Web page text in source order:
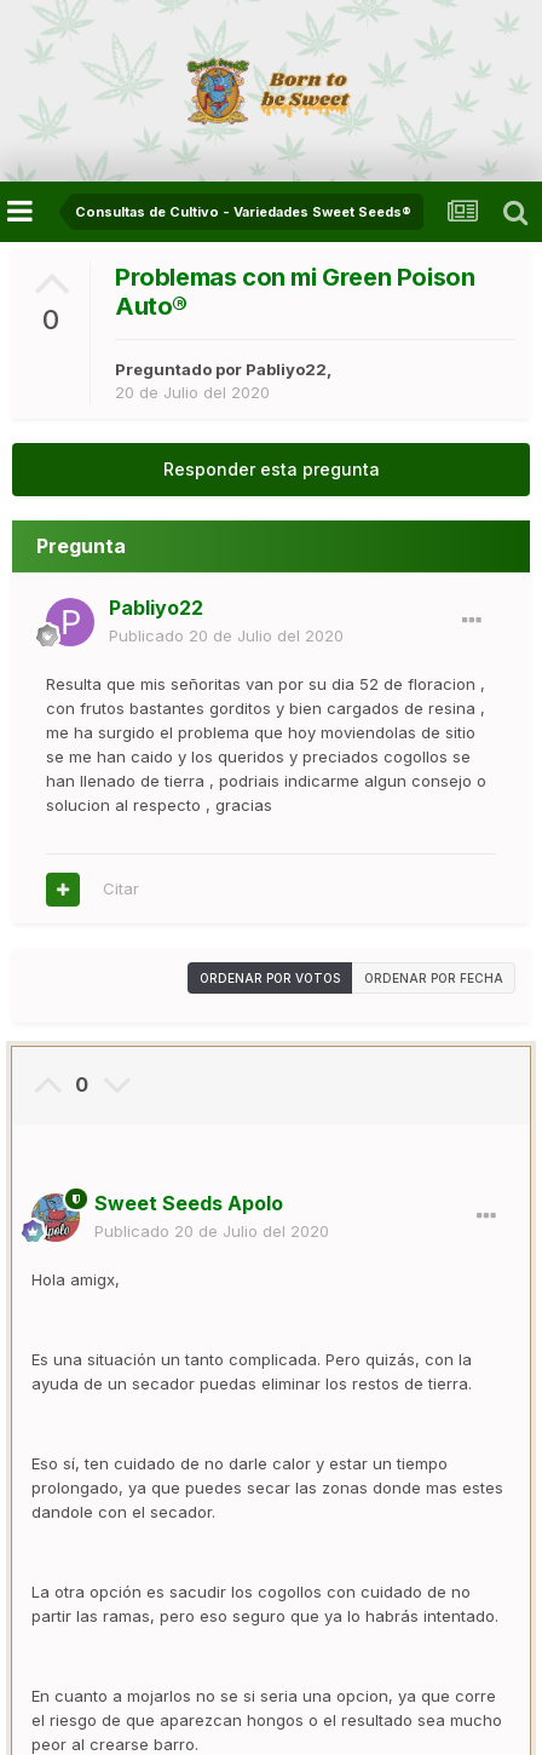
Consultas de Cultivo - Variedades Sweet Seeds®
0
Problemas con mi Green Poison
Auto®
Preguntado por Pabliyo22,
20 de Julio del 2020
Responder esta pregunta
Pregunta
Pabliyo22
Publicado 20 de Julio del 2020
Resulta que mis señoritas van por su dia 52 de floracion ,
con frutos bastantes gorditos y bien cargados de resina ,
me ha surgido el problema que hoy moviendolas de sitio
se me han caido y los queridos y preciados cogollos se
han llenado de tierra , podriais indicarme algun consejo o
solucion al respecto , gracias
Citar
ORDENAR POR VOTOS ORDENAR POR FECHA
0
Sweet Seeds Apolo
Publicado 20 de Julio del 2020
Hola amigx,
Es una situación un tanto complicada. Pero quizás, con la
ayuda de un secador puedas eliminar los restos de tierra.
Eso sí, ten cuidado de no darle calor y estar un tiempo
prolongado, ya que puedes secar las zonas donde mas estes
dandole con el secador.
La otra opción es sacudir los cogollos con cuidado de no
partir las ramas, pero eso seguro que ya lo habrás intentado.
En cuanto a mojarlos no se si seria una opcion, ya que corre
el riesgo de que aparezcan hongos o el resultado sea mucho
peor al crearse barro.